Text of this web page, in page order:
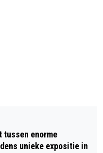
JOLANDE
EEN LEZING
RAADHUIS
tussen enorme
unieke expositie in